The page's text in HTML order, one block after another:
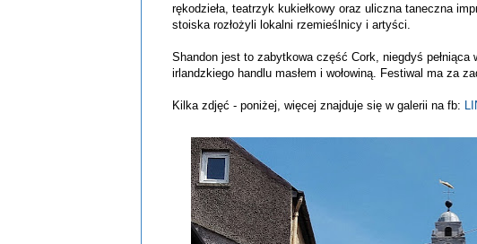
rękodzieła, teatrzyk kukiełkowy oraz uliczna taneczna
stoiska rozłożyli lokalni rzemieślnicy i artyści.
Shandon jest to zabytkowa część Cork, niegdyś
irlandzkiego handlu masłem i wołowiną. Festiwal ma za
Kilka zdjęć - poniżej, więcej znajduje się w galerii na fb: